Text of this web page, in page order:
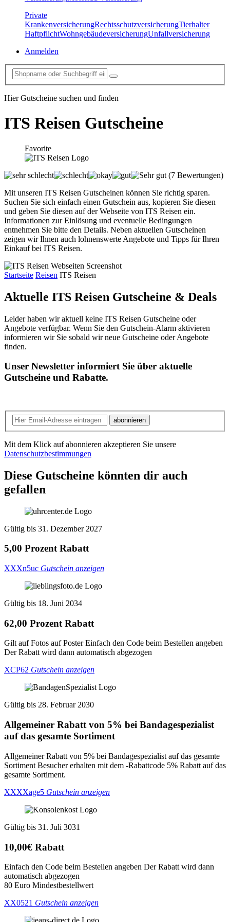
Private
KrankenversicherungRechtsschutzversicherungTierhalter
HaftpflichtWohngebäudeversicherungUnfallversicherung
Anmelden
Hier Gutscheine suchen und finden
ITS Reisen Gutscheine
Favorite
(7 Bewertungen)
Mit unseren ITS Reisen Gutscheinen können Sie richtig sparen.
Suchen Sie sich einfach einen Gutschein aus, kopieren Sie diesen
und geben Sie diesen auf der Webseite von ITS Reisen ein.
Informationen zur Einlösung und eventuelle Bedingungen
entnehmen Sie bitte den Details. Neben aktuellen Gutscheinen
zeigen wir Ihnen auch lohnenswerte Angebote und Tipps für Ihren
Einkauf bei ITS Reisen.
Startseite Reisen ITS Reisen
Aktuelle ITS Reisen Gutscheine & Deals
Leider haben wir aktuell keine ITS Reisen Gutscheine oder
Angebote verfügbar. Wenn Sie den Gutschein-Alarm aktivieren
informieren wir Sie sobald wir neue Gutscheine oder Angebote
finden.
Unser Newsletter informiert Sie über aktuelle
Gutscheine und Rabatte.
abonnieren
Mit dem Klick auf abonnieren akzeptieren Sie unsere
Datenschutzbestimmungen
Diese Gutscheine könnten dir auch
gefallen
Gültig bis 31. Dezember 2027
5,00 Prozent Rabatt
XXXn5uc Gutschein anzeigen
Gültig bis 18. Juni 2034
62,00 Prozent Rabatt
Gilt auf Fotos auf Poster Einfach den Code beim Bestellen angeben
Der Rabatt wird dann automatisch abgezogen
XCP62 Gutschein anzeigen
Gültig bis 28. Februar 2030
Allgemeiner Rabatt von 5% bei Bandagespezialist
auf das gesamte Sortiment
Allgemeiner Rabatt von 5% bei Bandagespezialist auf das gesamte
Sortiment Besucher erhalten mit dem -Rabattcode 5% Rabatt auf das
gesamte Sortiment.
XXXXage5 Gutschein anzeigen
Gültig bis 31. Juli 3031
10,00€ Rabatt
Einfach den Code beim Bestellen angeben Der Rabatt wird dann
automatisch abgezogen
80 Euro Mindestbestellwert
XX0521 Gutschein anzeigen